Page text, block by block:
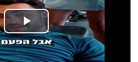
פעולה
דרושים